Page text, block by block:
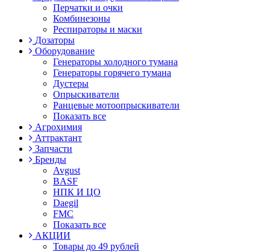
Перчатки и очки
Комбинезоны
Респираторы и маски
Дозаторы
Оборудование
Генераторы холодного тумана
Генераторы горячего тумана
Дустеры
Опрыскиватели
Ранцевые мотоопрыскиватели
Показать все
Агрохимия
Аттрактант
Запчасти
Бренды
Avgust
BASF
НПК И ЦО
Daegil
FMC
Показать все
АКЦИИ
Товары до 49 рублей